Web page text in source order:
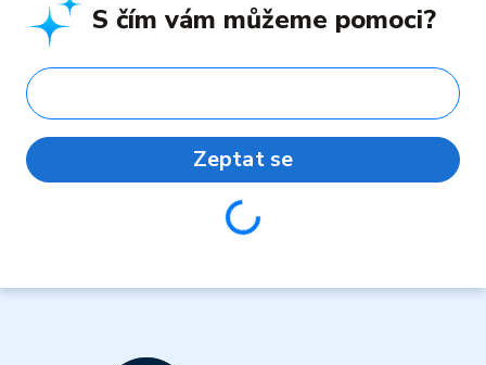
S čím vám můžeme pomoci?
Zeptat se
Loading...